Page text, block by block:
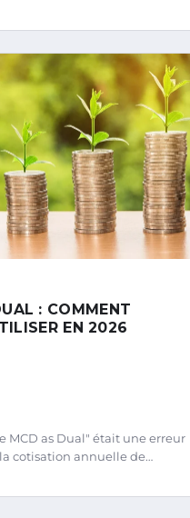
: COMMENT
EN 2026
MCD as Dual" était une erreur
cotisation annuelle de…